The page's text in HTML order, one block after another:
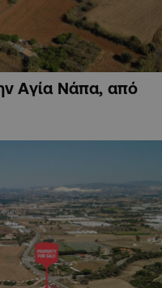
Αγία Νάπα, από